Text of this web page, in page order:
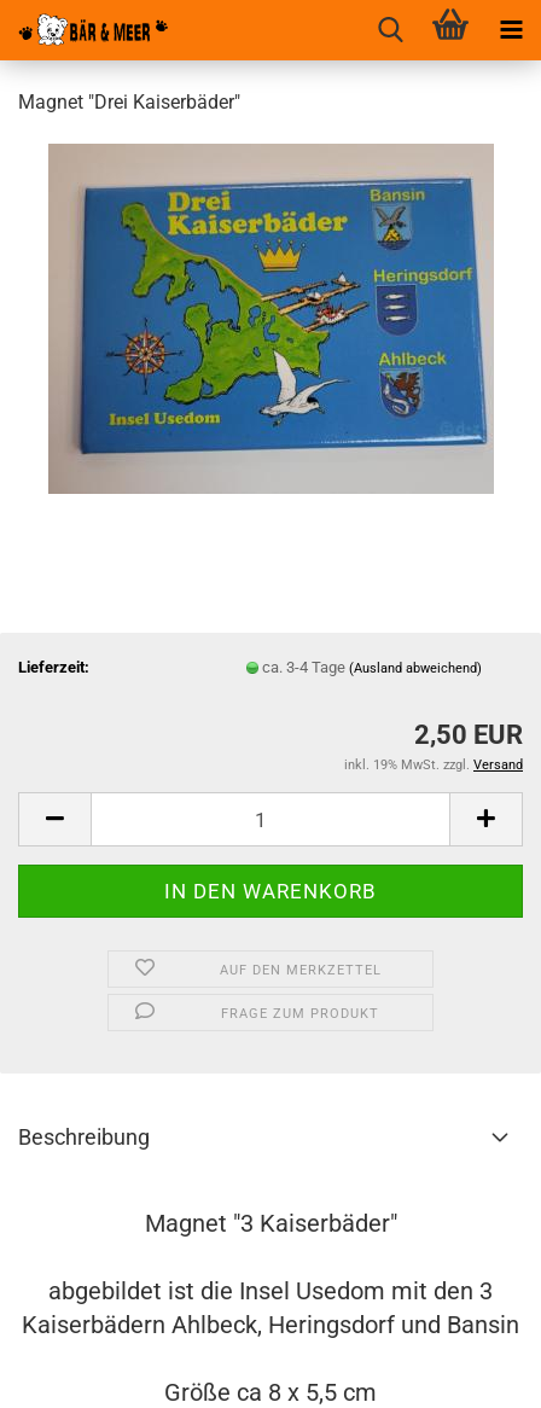
Magnet "Drei Kaiserbäder"
Lieferzeit: ca. 3-4 Tage(Ausland abweichend)
2,50 EUR
inkl. 19% MwSt. zzgl. Versand
AUF DEN MERKZETTEL
FRAGE ZUM PRODUKT
Beschreibung
Magnet "3 Kaiserbäder"
abgebildet ist die Insel Usedom mit den 3
Kaiserbädern Ahlbeck, Heringsdorf und Bansin
Größe ca 8 x 5,5 cm